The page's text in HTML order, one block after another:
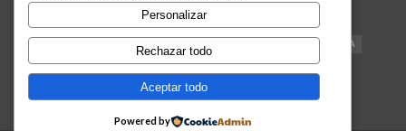
VAGA TELEMARKETING NETEJA
CONFERENCIA
DOCUMENTAL
SANITAT CATSALUT 061 ANTI-MWC
Personalizar
Rechazar todo
Aceptar todo
Powered by